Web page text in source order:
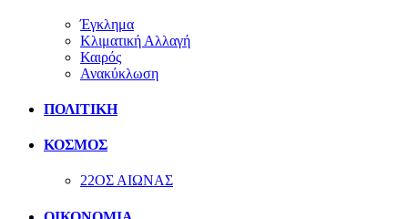
Έγκλημα
Κλιματική Αλλαγή
Καιρός
Ανακύκλωση
ΠΟΛΙΤΙΚΗ
ΚΟΣΜΟΣ
22ΟΣ ΑΙΩΝΑΣ